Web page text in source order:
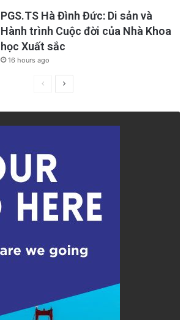
PGS.TS Hà Đình Đức: Di sản và
Hành trình Cuộc đời của Nhà Khoa
học Xuất sắc
16 hours ago
PreviousNext